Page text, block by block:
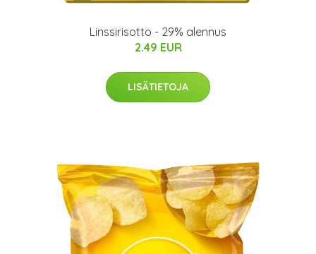
Linssirisotto - 29% alennus
2.49 EUR
LISÄTIETOJA